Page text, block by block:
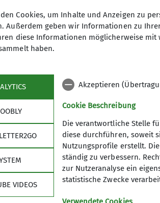
Teilnehmeranzahl
Süd Bad Tölz
Unsere
Unser Programm
Mitgliedsdaten
Cookies, um Inhalte und Anzeigen zu
Außerdem geben wir Informationen zu
diese Informationen möglicherweise
haben.
VIDEOS
Akzeptieren
Cookie Beschreibung
Die verantwortliche Stelle
diese durchführen, soweit
Nutzungsprofile erstellt.
ständig zu verbessern.
zur Nutzeranalyse ein
statistische Zwecke